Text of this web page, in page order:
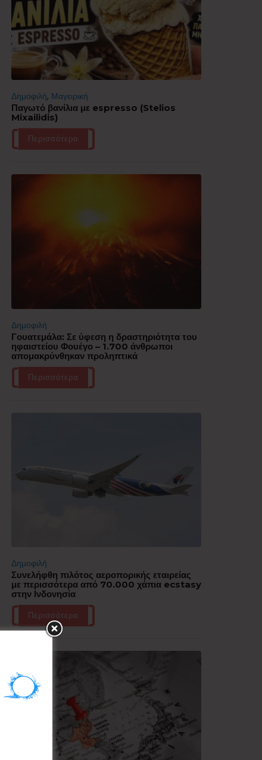
Δημοφιλή, Μαγειρική
Παγωτό βανίλια με espresso (Stelios
Mixailidis)
Περισσότερα
Δημοφιλή
Γουατεμάλα: Σε ύφεση η δραστηριότητα του
ηφαιστείου Φουέγο – 1.700 άνθρωποι
απομακρύνθηκαν προληπτικά
Περισσότερα
Δημοφιλή
Συνελήφθη πιλότος αεροπορικής εταιρείας
με περισσότερα από 70.000 χάπια ecstasy
στην Ινδονησία
Περισσότερα